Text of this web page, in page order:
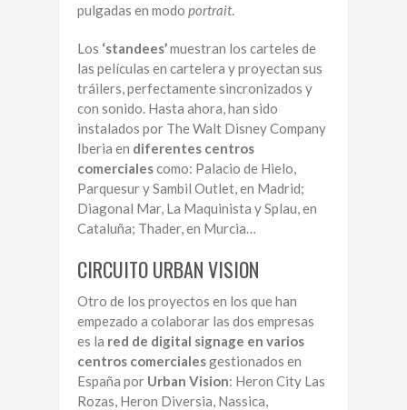
pulgadas en modo portrait.
Los ‘standees’muestran los carteles de
las películas en cartelera y proyectan sus
tráilers, perfectamente sincronizados y
con sonido. Hasta ahora, han sido
instalados por The Walt Disney Company
Iberia en diferentes centros
comercialescomo: Palacio de Hielo,
Parquesur y Sambil Outlet, en Madrid;
Diagonal Mar, La Maquinista y Splau, en
Cataluña; Thader, en Murcia…
CIRCUITO URBAN VISION
Otro de los proyectos en los que han
empezado a colaborar las dos empresas
es la red de digital signage en varios
centros comercialesgestionados en
España por Urban Vision: Heron City Las
Rozas, Heron Diversia, Nassica,